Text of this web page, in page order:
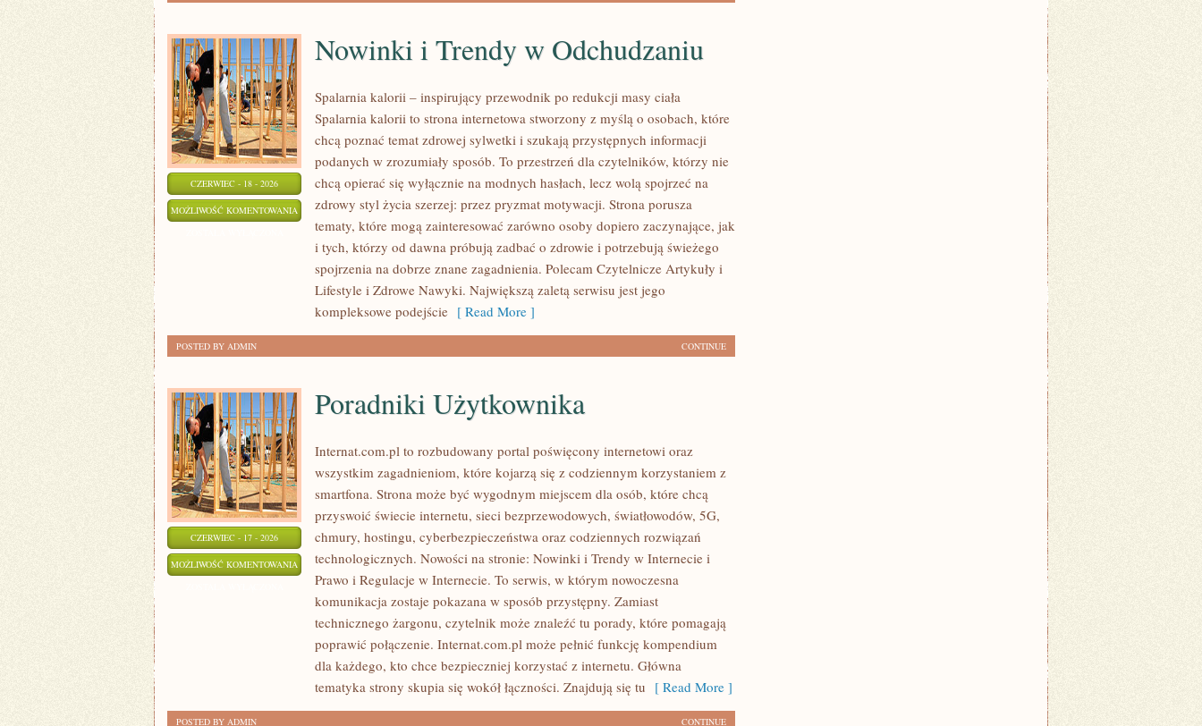
CZERWIEC - 18 - 2026
MOŻLIWOŚĆ KOMENTOWANIA NOWINKI
TRENDY
ODCHUDZANIU
Nowinki i Trendy w Odchudzaniu
Spalarnia kalorii – inspirujący przewodnik po redukcji masy ciała
Spalarnia kalorii to strona internetowa stworzony z myślą o osobach, które
chcą poznać temat zdrowej sylwetki i szukają przystępnych informacji
podanych w zrozumiały sposób. To przestrzeń dla czytelników, którzy nie
chcą opierać się wyłącznie na modnych hasłach, lecz wolą spojrzeć na
zdrowy styl życia szerzej: przez pryzmat motywacji. Strona porusza
tematy, które mogą zainteresować zarówno osoby dopiero zaczynające, jak
i tych, którzy od dawna próbują zadbać o zdrowie i potrzebują świeżego
spojrzenia na dobrze znane zagadnienia. Polecam Czytelnicze Artykuły i
Lifestyle i Zdrowe Nawyki. Największą zaletą serwisu jest jego
kompleksowe podejście [ Read More ]
CONTINUE
POSTED BY ADMIN
CZERWIEC - 17 - 2026
MOŻLIWOŚĆ KOMENTOWANIA PORADNIKI
UŻYTKOWNIKA
Poradniki Użytkownika
Internat.com.pl to rozbudowany portal poświęcony internetowi oraz
wszystkim zagadnieniom, które kojarzą się z codziennym korzystaniem z
smartfona. Strona może być wygodnym miejscem dla osób, które chcą
przyswoić świecie internetu, sieci bezprzewodowych, światłowodów, 5G,
chmury, hostingu, cyberbezpieczeństwa oraz codziennych rozwiązań
technologicznych. Nowości na stronie: Nowinki i Trendy w Internecie i
Prawo i Regulacje w Internecie. To serwis, w którym nowoczesna
komunikacja zostaje pokazana w sposób przystępny. Zamiast
technicznego żargonu, czytelnik może znaleźć tu porady, które pomagają
poprawić połączenie. Internat.com.pl może pełnić funkcję kompendium
dla każdego, kto chce bezpieczniej korzystać z internetu. Główna
tematyka strony skupia się wokół łączności. Znajdują się tu [ Read More ]
CONTINUE
POSTED BY ADMIN